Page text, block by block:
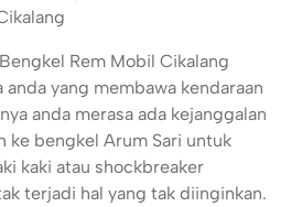
Rem Mobil Cikalang
yang membawa kendaraan
anda merasa ada kejanggalan
ke bengkel Arum Sari untuk
kaki atau shockbreaker
terjadi hal yang tak diinginkan.